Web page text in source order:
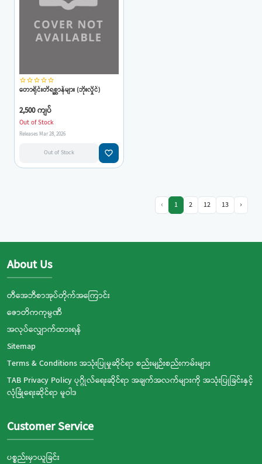
star_borderstar_borderstar_borderstar_borderstar_border
တောရိုင်းတိရစ္ဆာန်များ (ဘိုးလှိုင်)
2,500 ကျပ်
Out of Stock
Releases Mar 28, 2026
Out of Stock favorite_border
‹ 1 2 12 13 ›
About Us
တီအေဘီစာအုပ်တိုက်အကြောင်း
ဇောတိကကုမ္ပဏီ
အလုပ်လျှောက်ထားရန်
Sitemap
Terms & Conditions အသုံးပြုမှုဆိုင်ရာ စည်းမျဉ်းစည်းကမ်းများ
TAB Privacy Policy ပုဂ္ဂိုလ်ရေးဆိုင်ရာ အချက်အလက်များကို အသုံးပြုခြင်းနှင့်
လုံခြုံရေးဆိုင်ရာ မူဝါဒ
Customer Service
ပစ္စည်းမှာယူခြင်း